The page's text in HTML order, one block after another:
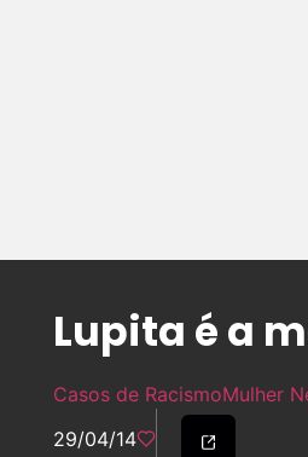
Lupita é a
Casos de RacismoMulher
29/04/14